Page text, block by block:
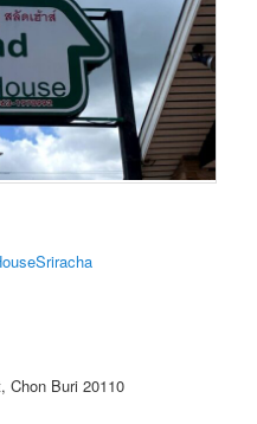
Chon Buri 20110